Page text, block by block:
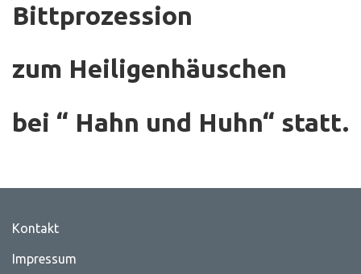
Bittprozession
zum Heiligenhäuschen
bei “ Hahn und Huhn“ statt.
Kontakt
Impressum